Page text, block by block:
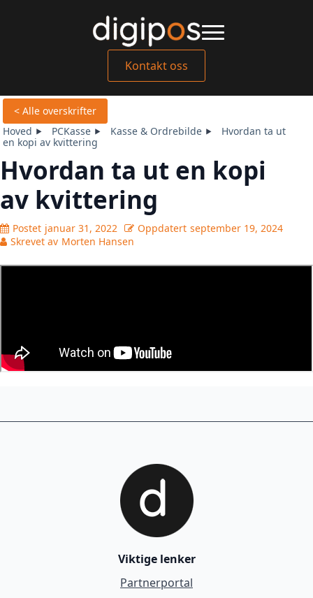
Kontakt oss
< Alle overskrifter
Hoved
PCKasse Kasse & Ordrebilde
Hvordan ta ut
en kopi av kvittering
Hvordan ta ut en kopi
av kvittering
Postet januar 31, 2022 Oppdatert september 19, 2024
Skrevet av Morten Hansen
Viktige lenker
Partnerportal